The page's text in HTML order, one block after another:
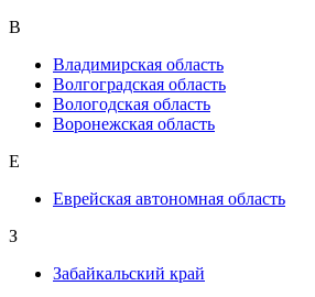
В
Владимирская область
Волгоградская область
Вологодская область
Воронежская область
Е
Еврейская автономная область
З
Забайкальский край